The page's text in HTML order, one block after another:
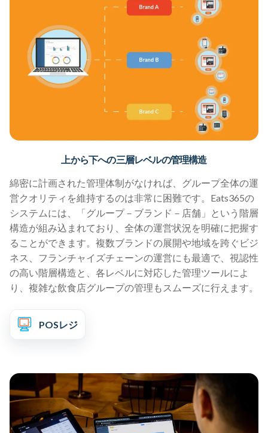
上から下への三層レベルの管理構造
綿密に計画された管理体制がなければ、グループ全体の運
営クオリティを維持するのは非常に困難です。Eats365の
システムには、「グループ－ブランド－店舗」という階層
構造が組み込まれており、全体の運営状況を明確に把握す
ることができます。複数ブランドの展開や地域を跨ぐビジ
ネス、フランチャイズチェーンの運営にも最適で、視認性
の高い階層構造と、各レベルに対応した管理ツールによ
り、複雑な飲食店グループの管理もスムーズに行えます。
POSレジ